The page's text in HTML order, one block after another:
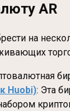
AR
на
Huobi): Эта